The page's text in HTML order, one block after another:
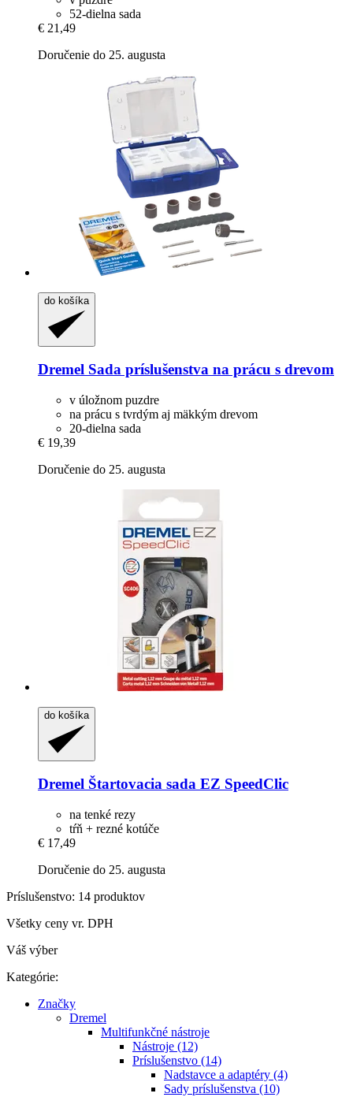
52-dielna sada
€ 21,49
Doručenie do 25. augusta
do košíka
Dremel Sada príslušenstva na prácu s drevom
v úložnom puzdre
na prácu s tvrdým aj mäkkým drevom
20-dielna sada
€ 19,39
Doručenie do 25. augusta
do košíka
Dremel Štartovacia sada EZ SpeedClic
na tenké rezy
tŕň + rezné kotúče
€ 17,49
Doručenie do 25. augusta
Príslušenstvo: 14 produktov
Všetky ceny vr. DPH
Váš výber
Kategórie:
Značky
Dremel
Multifunkčné nástroje
Nástroje (12)
Príslušenstvo (14)
Nadstavce a adaptéry (4)
Sady príslušenstva (10)